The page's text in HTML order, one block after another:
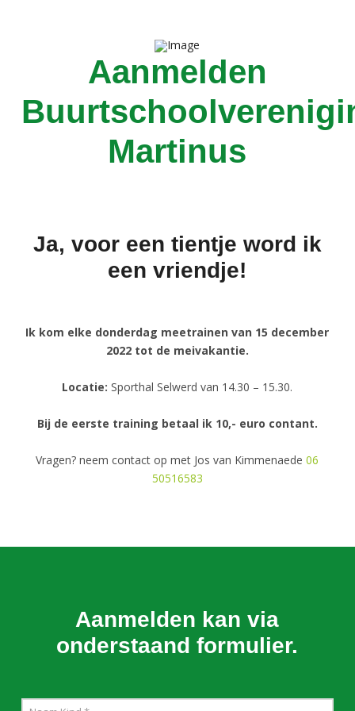
Aanmelden
Martinus
Ja, voor een tientje word ik
een vriendje!
Ik kom elke donderdag meetrainen van 15 december
2022 tot de meivakantie.
Locatie: Sporthal Selwerd van 14.30 – 15.30.
Bij de eerste training betaal ik 10,- euro contant.
Vragen? neem contact op met Jos van Kimmenaede06
50516583
Aanmelden kan via
onderstaand formulier.